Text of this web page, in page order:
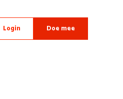
Login Doe mee